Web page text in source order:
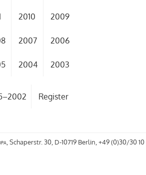
2010 2009
2007 2006
2004 2003
Register
, Schaperstr. 30, D-10719 Berlin, +49 (0)30/30